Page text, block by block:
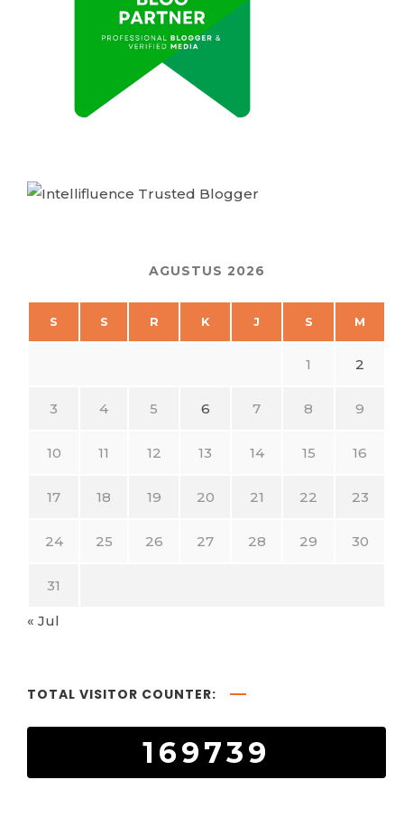
AGUSTUS 2026
S S R K J S M
1 2
3 4 5 6 7 8 9
10 11 12 13 14 15 16
17 18 19 20 21 22 23
24 25 26 27 28 29 30
31
« Jul
TOTAL VISITOR COUNTER:
169739